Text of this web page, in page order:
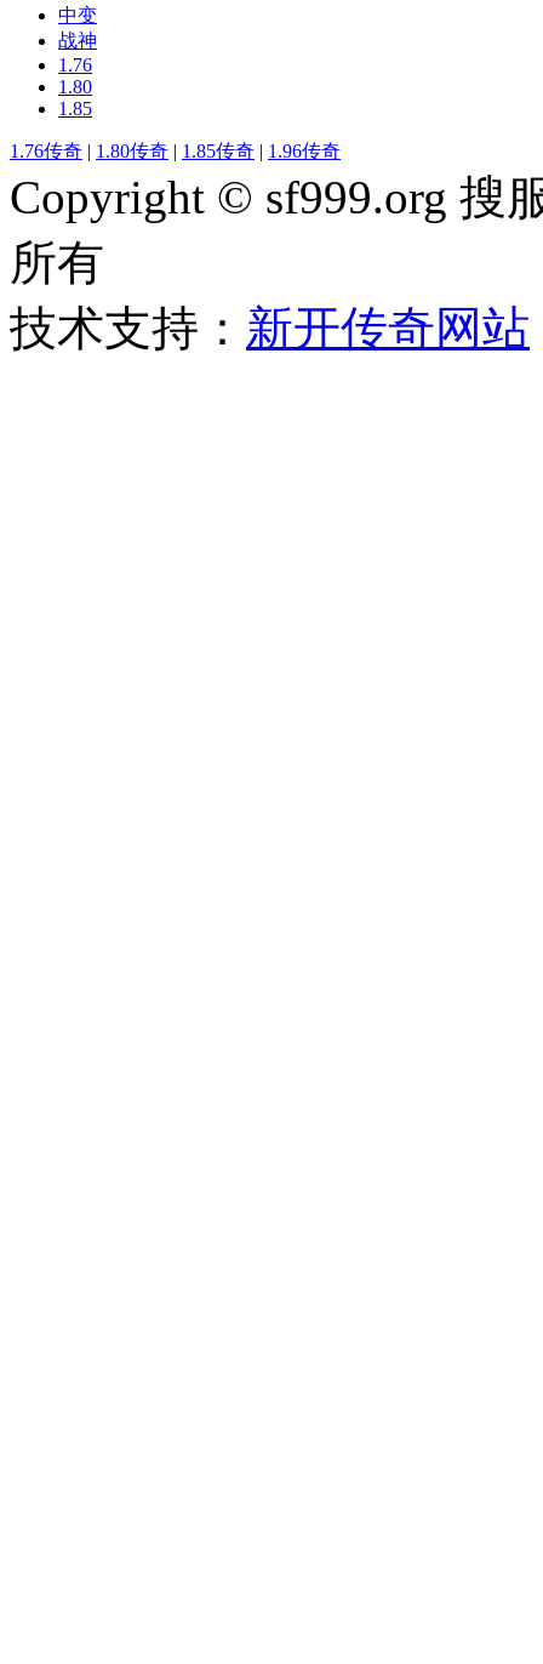
中变
战神
1.76
1.80
1.85
1.76传奇 | 1.80传奇 | 1.85传奇 | 1.96传奇
Copyright © sf999.org 搜
所有
技术支持： 新开传奇网站